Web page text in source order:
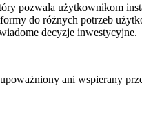
pozwala użytkownikom
do różnych potrzeb
decyzje inwestycyjne.
ani wspierany